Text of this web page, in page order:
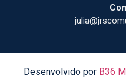
Desenvolvido por B36